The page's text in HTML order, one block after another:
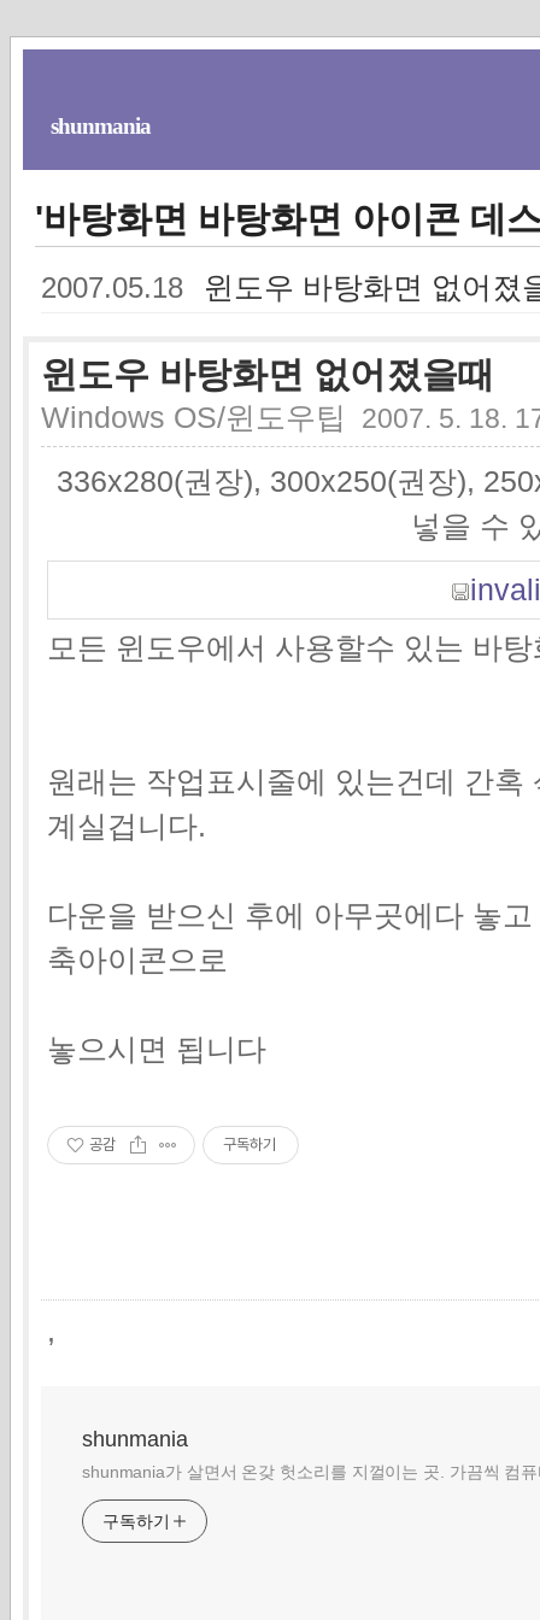
shunmania
'바탕화면 바탕화면 아이콘 데
2007.05.18 윈도우 바탕화면 없어졌
윈도우 바탕화면 없어졌을때
Windows OS/윈도우팁 2007. 5. 18.
336x280(권장), 300x250(권장),
넣을 수
모든 윈도우에서 사용할수 있는 바
원래는 작업표시줄에 있는건데 간
계실겁니다.
다운을 받으신 후에 아무곳에다 놓
축아이콘으로
놓으시면 됩니다
공감 구독하기
,
shunmania
shunmania가 살면서 온갖 헛소리를 지껄이는 곳. 가끔씩 컴
구독하기